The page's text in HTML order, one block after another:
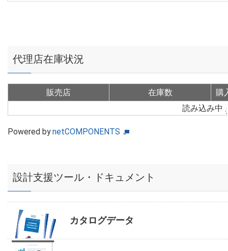
代理店在庫状況
販売店 在庫数
購
読み込み中
Powered bynetCOMPONENTS
設計支援ツール・ドキュメント
カタログデータ